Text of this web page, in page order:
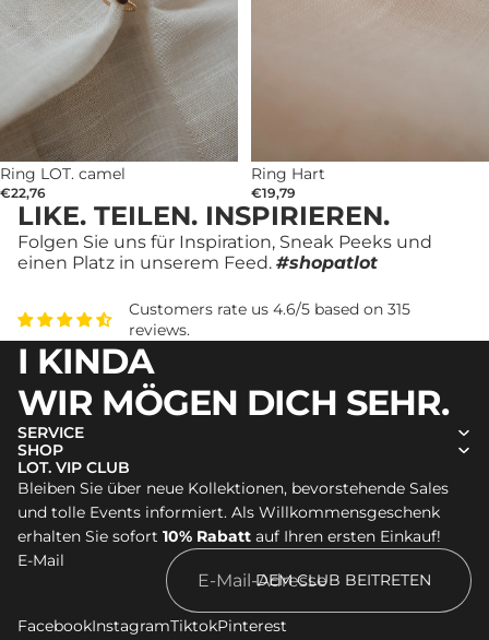
Ring LOT. camel
€22,76
Ring Hart
€19,79
LIKE. TEILEN. INSPIRIEREN.
Folgen Sie uns für Inspiration, Sneak Peeks und
einen Platz in unserem Feed. #shopatlot
Customers rate us 4.6/5 based on 315
reviews.
I KINDA
WIR MÖGEN DICH SEHR.
SERVICE
SHOP
LOT. VIP CLUB
Bleiben Sie über neue Kollektionen, bevorstehende Sales
und tolle Events informiert. Als Willkommensgeschenk
erhalten Sie sofort 10% Rabatt auf Ihren ersten Einkauf!
E-Mail
DEM CLUB BEITRETEN
FacebookInstagramTiktokPinterest
Datenschutzerklärung
AGB
Impressum